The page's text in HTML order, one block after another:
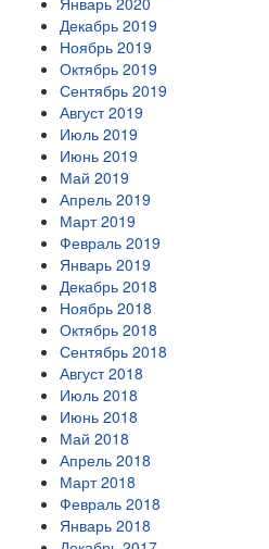
Декабрь 2019
Ноябрь 2019
Октябрь 2019
Сентябрь 2019
Август 2019
Июль 2019
Июнь 2019
Май 2019
Апрель 2019
Март 2019
Февраль 2019
Январь 2019
Декабрь 2018
Ноябрь 2018
Октябрь 2018
Сентябрь 2018
Август 2018
Июль 2018
Июнь 2018
Май 2018
Апрель 2018
Март 2018
Февраль 2018
Январь 2018